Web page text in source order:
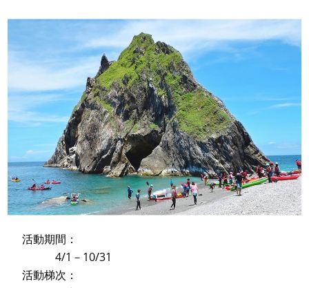
活動期間：
4/1－10/31
活動梯次：